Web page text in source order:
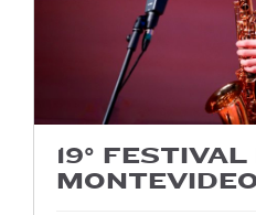
19°